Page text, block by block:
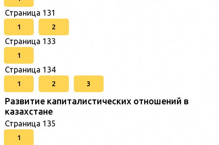
Страница 131
1 2
Страница 133
1
Страница 134
1 2 3
Развитие капиталистических отношений в
казахстане
Страница 135
1